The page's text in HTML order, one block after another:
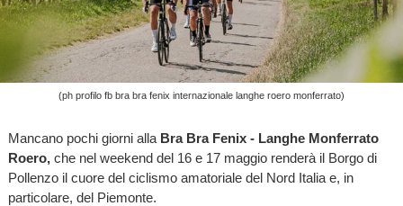
(ph profilo fb bra bra fenix internazionale langhe roero monferrato)
Mancano pochi giorni alla Bra Bra Fenix - Langhe Monferrato
Roero, che nel weekend del 16 e 17 maggio renderà il Borgo di
Pollenzo il cuore del ciclismo amatoriale del Nord Italia e, in
particolare, del Piemonte.